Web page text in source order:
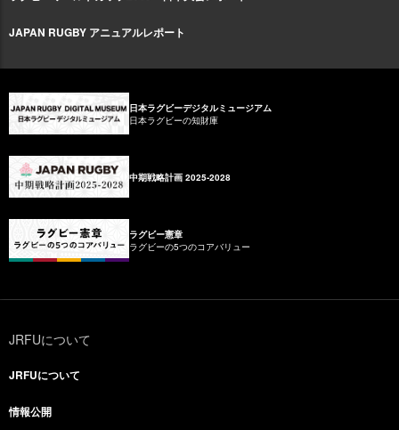
JAPAN RUGBY アニュアルレポート
日本ラグビーデジタルミュージアム
日本ラグビーの知財庫
中期戦略計画 2025-2028
ラグビー憲章
ラグビーの5つのコアバリュー
JRFUについて
JRFUについて
情報公開